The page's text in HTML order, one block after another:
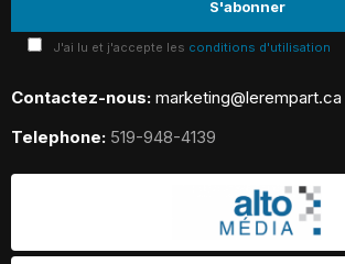
J'ai lu et j'accepte les conditions d'utilisation
Contactez-nous: marketing@lerempart.ca
Telephone: 519-948-4139